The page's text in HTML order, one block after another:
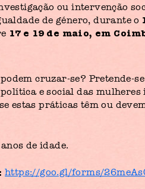
ou intervenção
de género, durante o
17 e 19 de maio, em
cruzar-se? Pretende-
e social das mulheres
estas práticas têm ou
de idade.
https://goo.gl/forms/